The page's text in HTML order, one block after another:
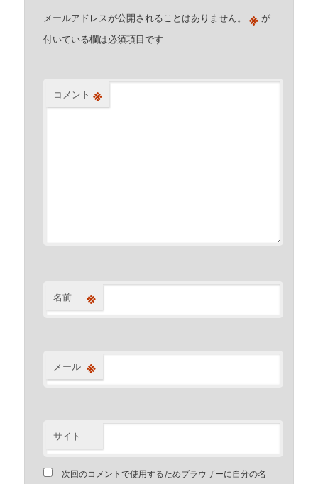
メールアドレスが公開されることはありません。 ※ が
付いている欄は必須項目です
コメント ※
名前 ※
メール ※
サイト
次回のコメントで使用するためブラウザーに自分の名